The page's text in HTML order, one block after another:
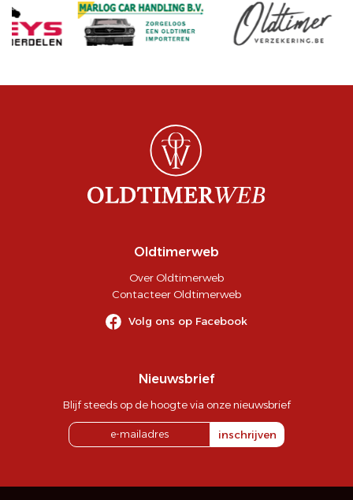
Oldtimerweb
Over Oldtimerweb
Contacteer Oldtimerweb
Volg ons op Facebook
Nieuwsbrief
Blijf steeds op de hoogte via onze nieuwsbrief
inschrijven